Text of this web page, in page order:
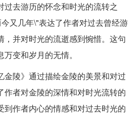
过去游历的怀念和时光的流转之
又几年\"表达了作者对过去曾经游
，并对时光的流逝感到惋惜。这句
变和岁月的无情。
金陵》通过描绘金陵的美景和对过
作者对金陵的深情和对时光流转的
到作者内心的情感和对过去时光的